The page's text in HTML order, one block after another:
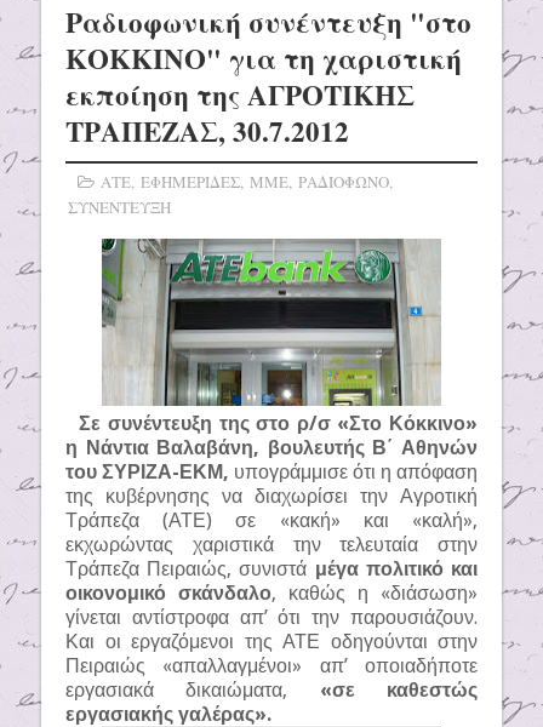
Ραδιοφωνική συνέντευξη "στο
ΚΟΚΚΙΝΟ" για τη χαριστική
εκποίηση της ΑΓΡΟΤΙΚΗΣ
ΤΡΑΠΕΖΑΣ, 30.7.2012
ΑΤΕ, ΕΦΗΜΕΡΙΔΕΣ, ΜΜΕ, ΡΑΔΙΟΦΩΝΟ,
ΣΥΝΕΝΤΕΥΞΗ
Σε συνέντευξη της στο ρ/σ «Στο Κόκκινο»
η Νάντια Βαλαβάνη, βουλευτής Β΄ Αθηνών
του ΣΥΡΙΖΑ-ΕΚΜ, υπογράμμισε ότι η απόφαση
της κυβέρνησης να διαχωρίσει την Αγροτική
Τράπεζα (ΑΤΕ) σε «κακή» και «καλή»,
εκχωρώντας χαριστικά την τελευταία στην
Τράπεζα Πειραιώς, συνιστά μέγα πολιτικό και
οικονομικό σκάνδαλο, καθώς η «διάσωση»
γίνεται αντίστροφα απ’ ότι την παρουσιάζουν.
Και οι εργαζόμενοι της ΑΤΕ οδηγούνται στην
Πειραιώς «απαλλαγμένοι» απ’ οποιαδήποτε
εργασιακά δικαιώματα, «σε καθεστώς
εργασιακής γαλέρας».